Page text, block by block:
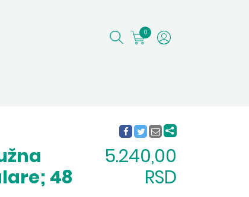
0
48
5.240,00
RSD